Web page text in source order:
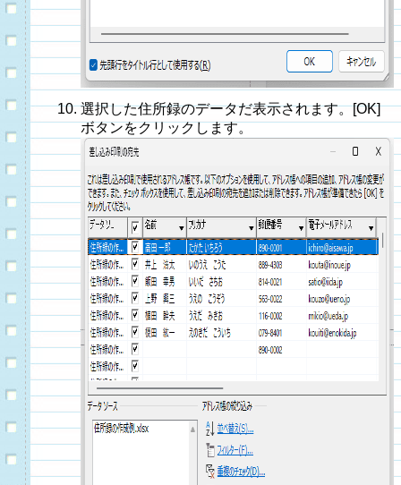
選択した住所録のデータだ表示されます。[OK]
ボタンをクリックします。